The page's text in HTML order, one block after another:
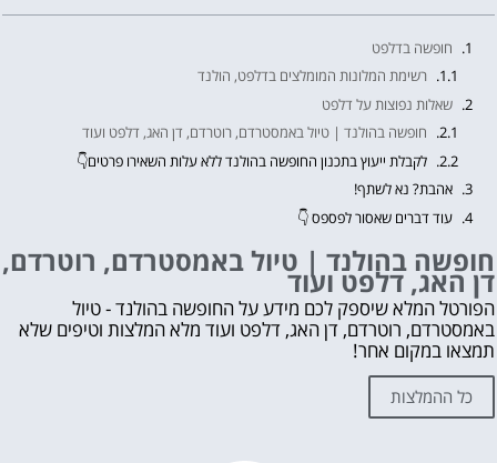
חופשה בדלפט
רשימת המלונות המומלצים בדלפט, הולנד
שאלות נפוצות על דלפט
חופשה בהולנד | טיול באמסטרדם, רוטרדם, דן האג, דלפט ועוד
לקבלת ייעוץ בתכנון החופשה בהולנד ללא עלות השאירו פרטים👇
אהבת? נא לשתף!
עוד דברים שאסור לפספס 👇
מה לראות ולעשות בהולנד?
לחצו על הכפתור וקבלו את הכל בחינם!
חופשה בהולנד | טיול באמסטרדם, רוטרדם,
דן האג, דלפט ועוד
הפורטל המלא שיספק לכם מידע על החופשה בהולנד - טיול
באמסטרדם, רוטרדם, דן האג, דלפט ועוד מלא המלצות וטיפים שלא
תמצאו במקום אחר!
כל ההמלצות